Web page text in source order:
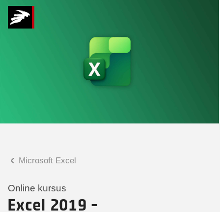
Microsoft Excel
Online kursus
Excel 2019 -
Praktiske spørgsmål
Tobias Bladt Haarder
dig med?